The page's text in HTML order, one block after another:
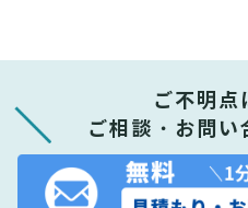
ご不明点
ご相談・お問い